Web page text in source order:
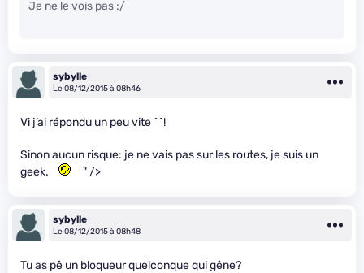
Je ne le vois pas :/
sybylle
Le 08/12/2015 à 08h46
Vi j’ai répondu un peu vite ^^!
Sinon aucun risque: je ne vais pas sur les routes, je suis un
geek.
" />
sybylle
Le 08/12/2015 à 08h48
Tu as pê un bloqueur quelconque qui gêne?